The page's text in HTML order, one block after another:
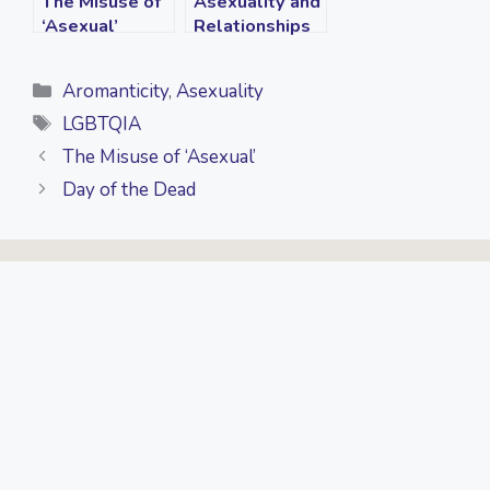
‘Asexual’
Relationships
Categories
Aromanticity,Asexuality
Tags
LGBTQIA
The Misuse of ‘Asexual’
Day of the Dead